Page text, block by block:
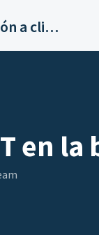
Servicios de implantación a clientes de Ahora
en la